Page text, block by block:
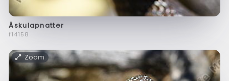
Äskulapnatter
f14158
Zoom